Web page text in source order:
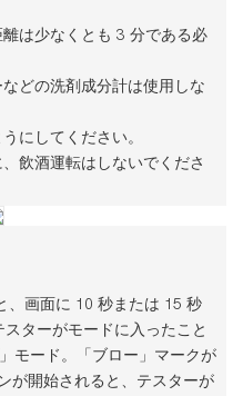
は少なくとも 3 分である必
どの洗剤成分計は使用しな
にしてください。
飲酒運転はしないでくださ
、画面に 10 秒または 15 秒
ターがモードに入ったこと
モード。「ブロー」マークが
が開始されると、テスターが